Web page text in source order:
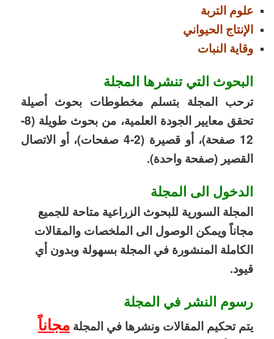
علوم التربة
الإنتاج الحيواني
وقاية النبات
البحوث التي تنشرها المجلة
ترحب المجلة بتسلم مخطوطات بحوث أصيلة
تحقق معايير الجودة العلمية، من بحوث طويلة (8-
12 صفحة)، أو قصيرة
(2-4
صفحات)، أو الاتصال
القصير (صفحة واحدة).
الدخول الى المجلة
المجلة السورية للبحوث الزراعية متاحة للجميع
مجاناً ويمكن الوصول الى الملخصات والمقالات
الكاملة المنشورة في المجلة بسهولة وبدون أي
قيود.
رسوم النشر في المجلة
يتم تحكيم المقالات ونشرها في المجلةمجاناً